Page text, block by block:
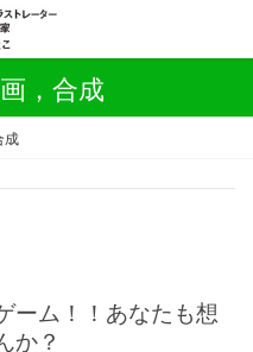
，合成
成
か？